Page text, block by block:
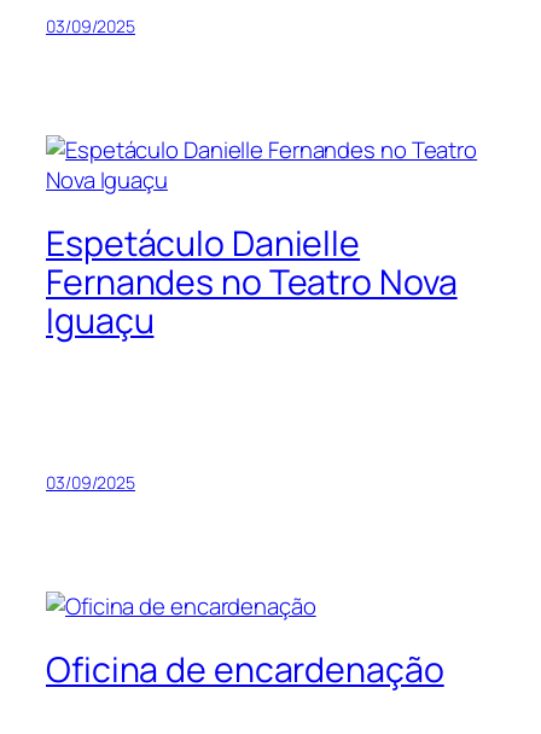
03/09/2025
Espetáculo Danielle
Fernandes no Teatro Nova
Iguaçu
03/09/2025
Oficina de encardenação